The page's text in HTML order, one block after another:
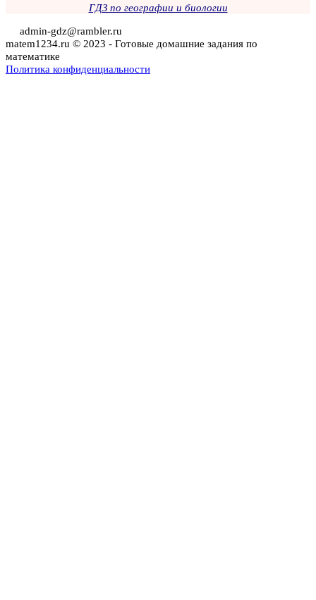
ГДЗ по географии и биологии
admin-gdz@rambler.ru
matem1234.ru © 2023 - Готовые домашние задания по
математике
Политика конфиденциальности